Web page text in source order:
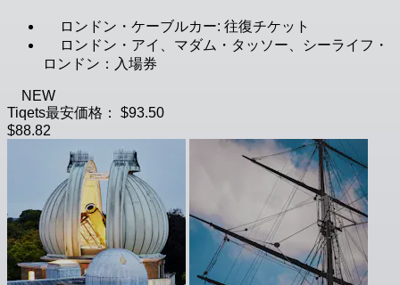
ロンドン・ケーブルカー: 往復チケット
ロンドン・アイ、マダム・タッソー、シーライフ・
ロンドン：入場券
NEW
Tiqets最安価格：
$93.50
$88.82